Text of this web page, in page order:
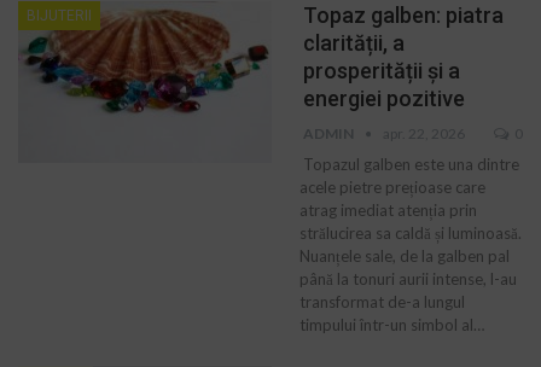
BIJUTERII
Topaz galben: piatra
clarității, a
prosperității și a
energiei pozitive
ADMIN apr. 22, 2026 0
Topazul galben este una dintre
acele pietre prețioase care
atrag imediat atenția prin
strălucirea sa caldă și luminoasă.
Nuanțele sale, de la galben pal
până la tonuri aurii intense, l-au
transformat de-a lungul
timpului într-un simbol al…